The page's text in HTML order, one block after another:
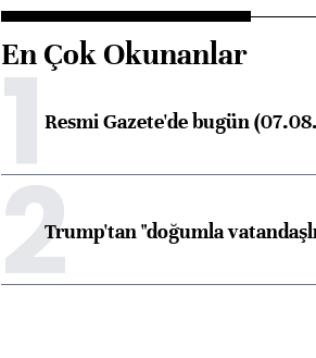
En Çok Okunanlar
1Resmi Gazete'de bugün
2Trump'tan "doğumla